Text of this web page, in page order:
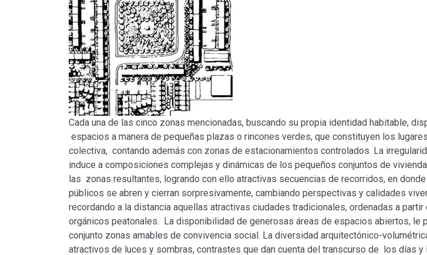
Cada una de las cinco zonas mencionadas, buscando su propia identidad habitable,
espacios a manera de pequeñas plazas o rincones verdes, que constituyen los
colectiva, contando además con zonas de estacionamientos controlados. La
induce a composiciones complejas y dinámicas de los pequeños conjuntos de
las zonas resultantes, logrando con ello atractivas secuencias de recorridos, en
públicos se abren y cierran sorpresivamente, cambiando perspectivas y calidades
recordando a la distancia aquellas atractivas ciudades tradicionales, ordenadas a
orgánicos peatonales. La disponibilidad de generosas áreas de espacios abiertos, le
conjunto zonas amables de convivencia social. La diversidad arquitectónico-
atractivos de luces y sombras, contrastes que dan cuenta del transcurso de los días y